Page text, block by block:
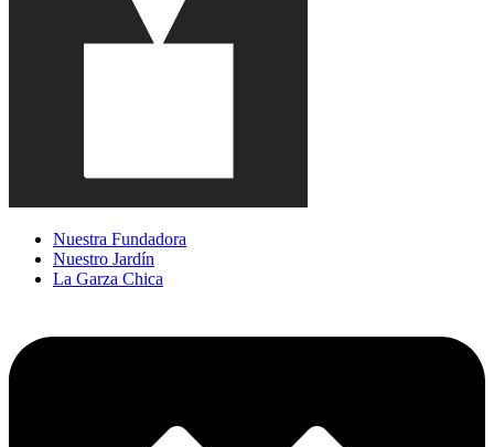
Nuestra Fundadora
Nuestro Jardín
La Garza Chica